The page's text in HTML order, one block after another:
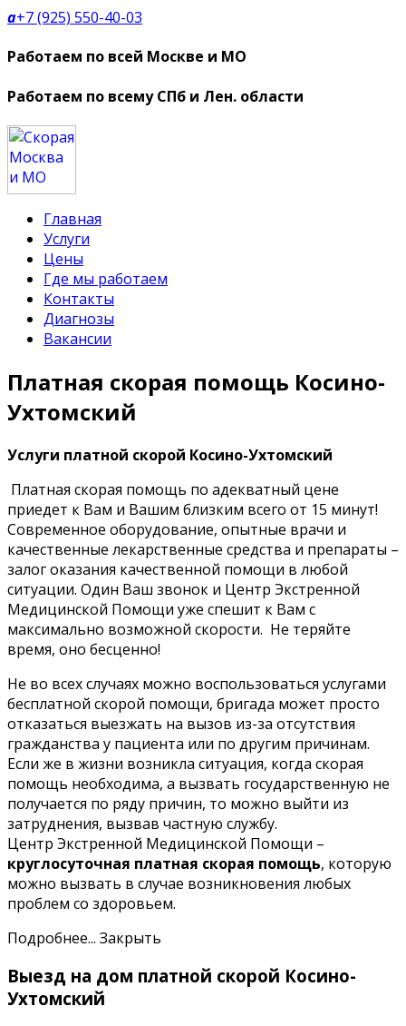
a+7 (925) 550-40-03
Работаем по всей Москве и МО
Работаем по всему СПб и Лен. области
Главная
Услуги
Цены
Где мы работаем
Контакты
Диагнозы
Вакансии
Платная скорая помощь Косино-
Ухтомский
Услуги платной скорой Косино-Ухтомский
Платная скорая помощь по адекватный цене
приедет к Вам и Вашим близким всего от 15 минут!
Современное оборудование, опытные врачи и
качественные лекарственные средства и препараты –
залог оказания качественной помощи в любой
ситуации. Один Ваш звонок и Центр Экстренной
Медицинской Помощи уже спешит к Вам с
максимально возможной скорости. Не теряйте
время, оно бесценно!
Не во всех случаях можно воспользоваться услугами
бесплатной скорой помощи, бригада может просто
отказаться выезжать на вызов из-за отсутствия
гражданства у пациента или по другим причинам.
Если же в жизни возникла ситуация, когда скорая
помощь необходима, а вызвать государственную не
получается по ряду причин, то можно выйти из
затруднения, вызвав частную службу.
Центр Экстренной Медицинской Помощи –
круглосуточная платная скорая помощь, которую
можно вызвать в случае возникновения любых
проблем со здоровьем.
Подробнее... Закрыть
Выезд на дом платной скорой Косино-
Ухтомский